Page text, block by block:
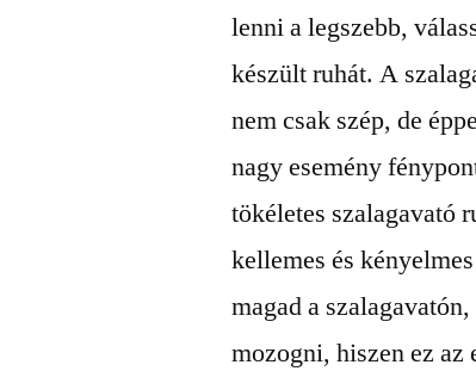
lenni a legszebb,
készült ruhát. A
nem csak szép, de
nagy esemény
tökéletes szalagavató
kellemes és
magad a
mozogni, hiszen ez az